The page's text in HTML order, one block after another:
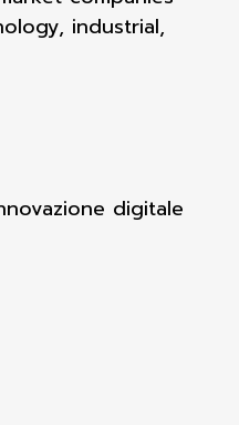
industrial,
digitale